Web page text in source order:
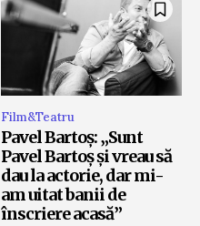
Film&Teatru
Pavel Bartoș: „Sunt
Pavel Bartoș și vreau să
dau la actorie, dar mi-
am uitat banii de
înscriere acasă”